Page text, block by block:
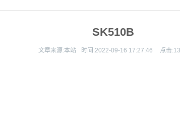
SK510B
文章来源:本站 时间:2022-09-16 17:27:46 点击: